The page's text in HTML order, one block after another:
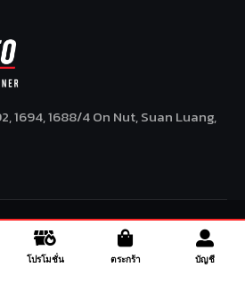
โปรโมชั่น ตระกร้า บัญชี
1694, 1688/4 On Nut, Suan Luang,
CO., LTD © 2026–SuperBike x
นต์ รีวิวรถยนต์ไฟฟ้า ข่าวรถไฟฟ้า ข่าวรถ
ร์ไซค์ ข่าวมอเตอร์ไซค์ รถยนต์ รถไฟฟ้า